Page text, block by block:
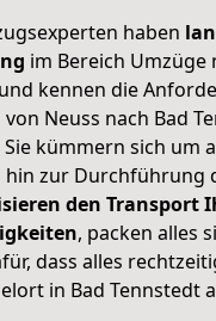
haben
im Bereich Umzüge
kennen die
Neuss nach Bad
kümmern sich um
hin zur Durchführung
den Transport
, packen alles
dass alles
in Bad Tennstedt